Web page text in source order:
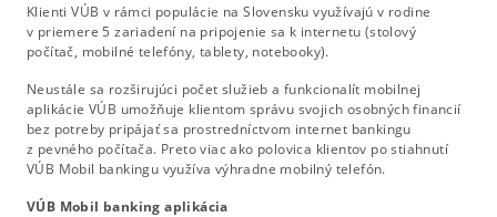
Klienti VÚB v rámci populácie na Slovensku využívajú v rodine
v priemere 5 zariadení na pripojenie sa k internetu (stolový
počítač, mobilné telefóny, tablety, notebooky).
Neustále sa rozširujúci počet služieb a funkcionalít mobilnej
aplikácie VÚB umožňuje klientom správu svojich osobných financií
bez potreby pripájať sa prostredníctvom internet bankingu
z pevného počítača. Preto viac ako polovica klientov po stiahnutí
VÚB Mobil bankingu využíva výhradne mobilný telefón.
VÚB Mobil banking aplikácia